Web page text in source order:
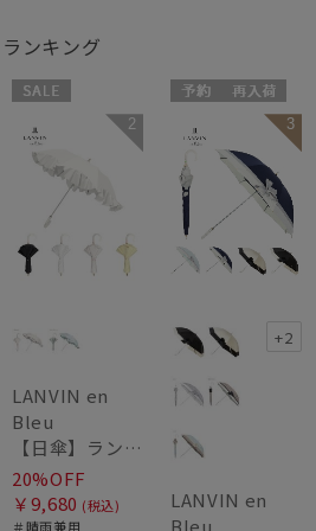
ランキング
送料無料
ギフト向け
WOMEN
2
LANVIN en
Bleu
【日傘】ランバン オン ブルー (LANVIN en Bleu) ラッフルフリル ショート折りたたみ傘 楽折り
20%OFF
￥9,680 (税込)
＃晴雨兼用
再入荷
送料無料
WOMEN
3
+2
LANVIN en
Bleu